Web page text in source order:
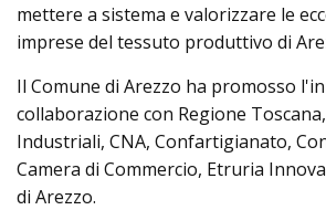
mettere a sistema e valorizzare le
imprese del tessuto produttivo di
Il Comune di Arezzo ha promosso
collaborazione con Regione
Industriali, CNA, Confartigianato,
Camera di Commercio, Etruria
di Arezzo.